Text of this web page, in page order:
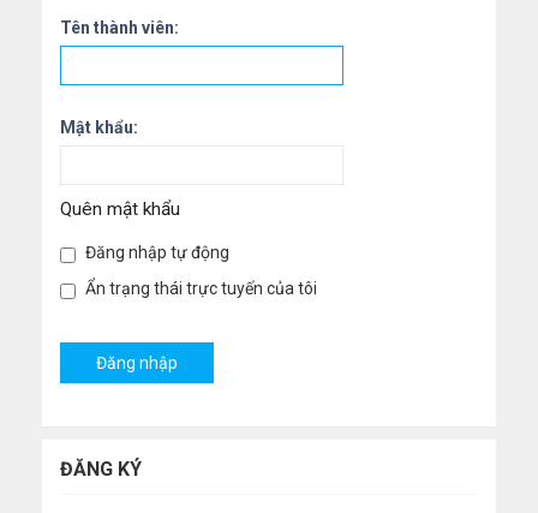
Tên thành viên:
Mật khẩu:
Quên mật khẩu
Đăng nhập tự động
Ẩn trạng thái trực tuyến của tôi
ĐĂNG KÝ